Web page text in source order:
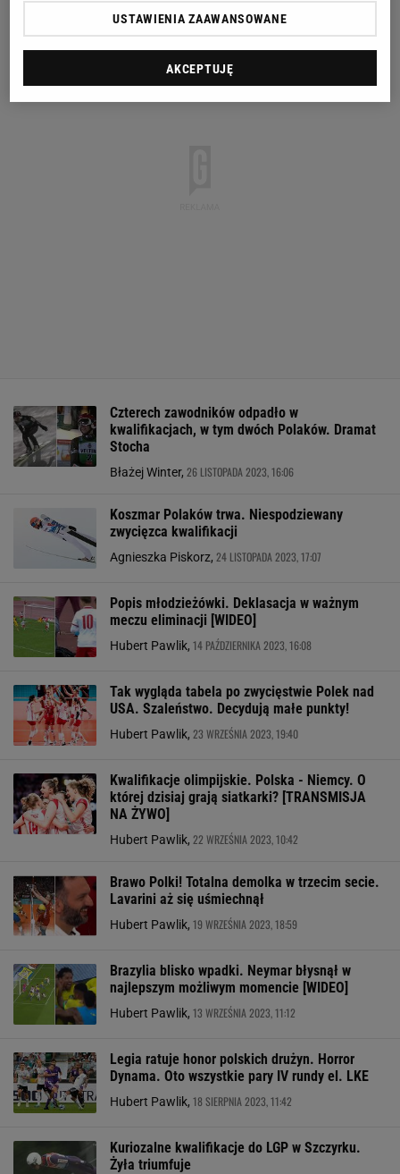
Czterech zawodników odpadło w
kwalifikacjach, w tym dwóch Polaków. Dramat
Stocha
Błażej Winter, 26 LISTOPADA 2023, 16:06
Koszmar Polaków trwa. Niespodziewany
zwycięzca kwalifikacji
Agnieszka Piskorz, 24 LISTOPADA 2023, 17:07
Popis młodzieżówki. Deklasacja w ważnym
meczu eliminacji [WIDEO]
Hubert Pawlik, 14 PAŹDZIERNIKA 2023, 16:08
Tak wygląda tabela po zwycięstwie Polek nad
USA. Szaleństwo. Decydują małe punkty!
Hubert Pawlik, 23 WRZEŚNIA 2023, 19:40
Kwalifikacje olimpijskie. Polska - Niemcy. O
której dzisiaj grają siatkarki? [TRANSMISJA
NA ŻYWO]
Hubert Pawlik, 22 WRZEŚNIA 2023, 10:42
Brawo Polki! Totalna demolka w trzecim secie.
Lavarini aż się uśmiechnął
Hubert Pawlik, 19 WRZEŚNIA 2023, 18:59
Brazylia blisko wpadki. Neymar błysnął w
najlepszym możliwym momencie [WIDEO]
Hubert Pawlik, 13 WRZEŚNIA 2023, 11:12
Legia ratuje honor polskich drużyn. Horror
Dynama. Oto wszystkie pary IV rundy el. LKE
Hubert Pawlik, 18 SIERPNIA 2023, 11:42
Kuriozalne kwalifikacje do LGP w Szczyrku.
Żyła triumfuje
USTAWIENIA ZAAWANSOWANE
AKCEPTUJĘ